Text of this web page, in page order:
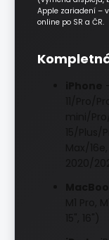
Apple zariadení –
online po SR a ČR.
M1 Pro,